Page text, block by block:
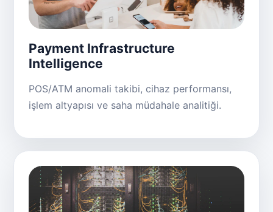
Payment Infrastructure
Intelligence
POS/ATM anomali takibi, cihaz performansı,
işlem altyapısı ve saha müdahale analitiği.